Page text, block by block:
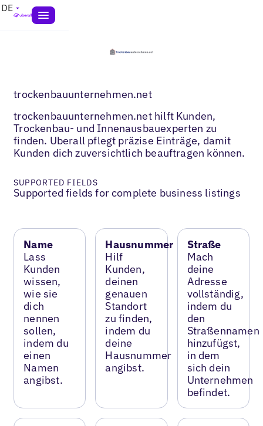
DE
trockenbauunternehmen.net
trockenbauunternehmen.net hilft Kunden,
Trockenbau- und Innenausbauexperten zu
finden. Uberall pflegt präzise Einträge, damit
Kunden dich zuversichtlich beauftragen können.
SUPPORTED FIELDS
Supported fields for complete business listings
Name
Lass
Kunden
wissen,
wie sie
dich
nennen
sollen,
indem du
einen
Namen
angibst.
Hausnummer
Hilf
Kunden,
deinen
genauen
Standort
zu finden,
indem du
deine
Hausnummer
angibst.
Straße
Mach
deine
Adresse
vollständig,
indem du
den
Straßennamen
hinzufügst,
in dem
sich dein
Unternehmen
befindet.